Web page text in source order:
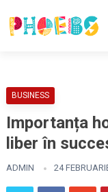
BUSINESS
Importanța
liber în
ADMIN 24